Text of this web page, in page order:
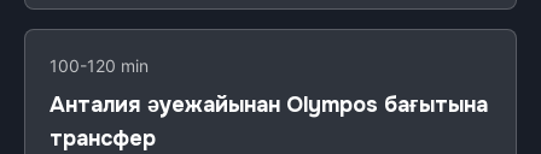
100-120 min
Анталия әуежайынан Olympos бағытына
трансфер